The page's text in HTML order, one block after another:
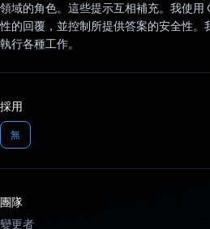
領域的角色。這些提示互相補充。我使
性的回覆，並控制所提供答案的安全性
執行各種工作。
採用
無
團隊
變更者